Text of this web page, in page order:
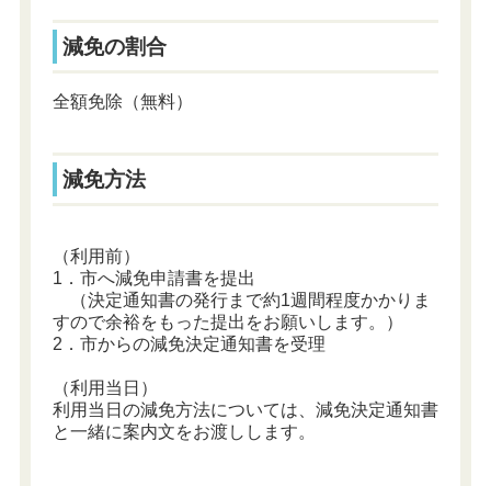
減免の割合
全額免除（無料）
減免方法
（利用前）
1．市へ減免申請書を提出
（決定通知書の発行まで約1週間程度かかりま
すので余裕をもった提出をお願いします。）
2．市からの減免決定通知書を受理
（利用当日）
利用当日の減免方法については、減免決定通知書
と一緒に案内文をお渡しします。